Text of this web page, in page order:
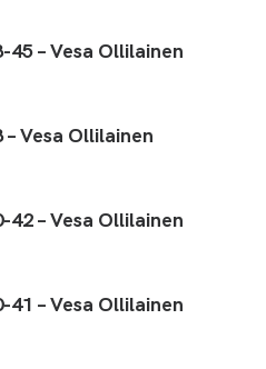
– Vesa Ollilainen
Vesa Ollilainen
– Vesa Ollilainen
– Vesa Ollilainen